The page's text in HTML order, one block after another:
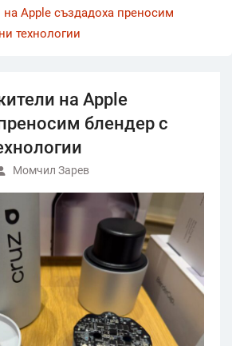
Apple създадоха преносим
технологии
на Apple
блендер с
Момчил Зарев